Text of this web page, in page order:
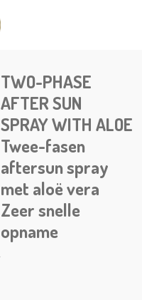
TWO-PHASE
AFTER SUN
SPRAY WITH ALOE
Twee-fasen
aftersun spray
met aloë vera
Zeer snelle
opname